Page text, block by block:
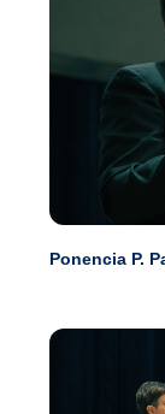
Ponencia P.